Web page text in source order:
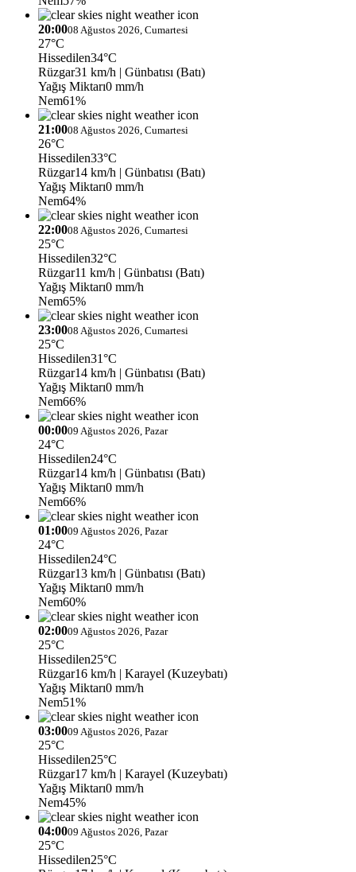
20:0008 Ağustos 2026, Cumartesi
27°C
Hissedilen34°C
Rüzgar31 km/h | Günbatısı (Batı)
Yağış Miktarı0 mm/h
Nem61%
21:0008 Ağustos 2026, Cumartesi
26°C
Hissedilen33°C
Rüzgar14 km/h | Günbatısı (Batı)
Yağış Miktarı0 mm/h
Nem64%
22:0008 Ağustos 2026, Cumartesi
25°C
Hissedilen32°C
Rüzgar11 km/h | Günbatısı (Batı)
Yağış Miktarı0 mm/h
Nem65%
23:0008 Ağustos 2026, Cumartesi
25°C
Hissedilen31°C
Rüzgar14 km/h | Günbatısı (Batı)
Yağış Miktarı0 mm/h
Nem66%
00:0009 Ağustos 2026, Pazar
24°C
Hissedilen24°C
Rüzgar14 km/h | Günbatısı (Batı)
Yağış Miktarı0 mm/h
Nem66%
01:0009 Ağustos 2026, Pazar
24°C
Hissedilen24°C
Rüzgar13 km/h | Günbatısı (Batı)
Yağış Miktarı0 mm/h
Nem60%
02:0009 Ağustos 2026, Pazar
25°C
Hissedilen25°C
Rüzgar16 km/h | Karayel (Kuzeybatı)
Yağış Miktarı0 mm/h
Nem51%
03:0009 Ağustos 2026, Pazar
25°C
Hissedilen25°C
Rüzgar17 km/h | Karayel (Kuzeybatı)
Yağış Miktarı0 mm/h
Nem45%
04:0009 Ağustos 2026, Pazar
25°C
Hissedilen25°C